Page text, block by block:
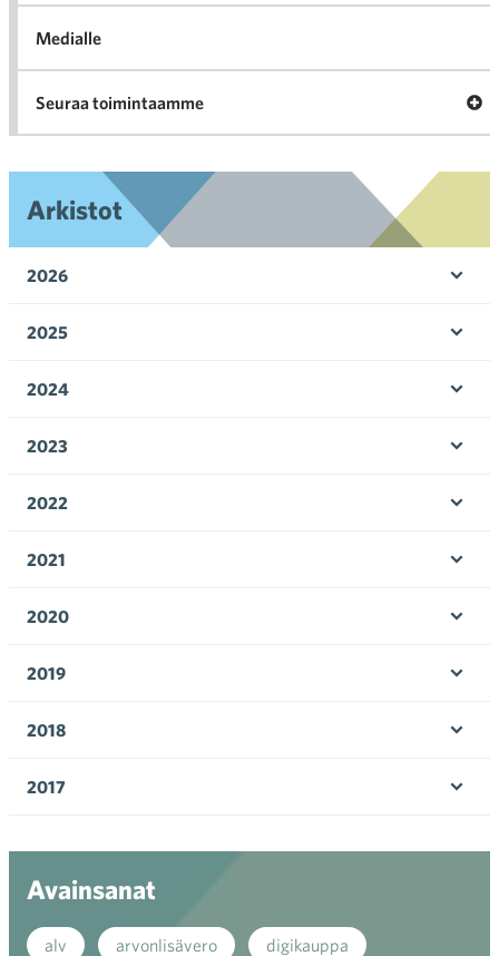
Medialle
Seuraa toimintaamme
Arkistot
2026
2025
2024
2023
2022
2021
2020
2019
2018
2017
Avainsanat
alv arvonlisävero digikauppa